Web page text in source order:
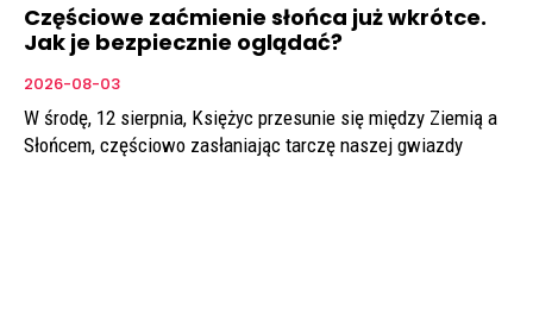
Częściowe zaćmienie słońca już wkrótce.
Jak je bezpiecznie oglądać?
2026-08-03
W środę, 12 sierpnia, Księżyc przesunie się między Ziemią a
Słońcem, częściowo zasłaniając tarczę naszej gwiazdy